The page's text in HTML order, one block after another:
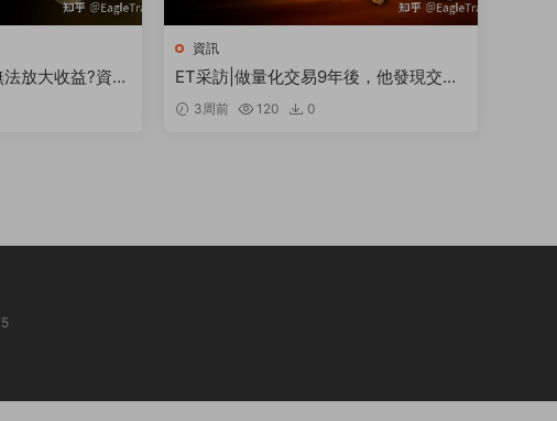
放大收益?資金
資訊
ET采訪|做量化交易9年後，他發現交易
穩定的關鍵不是策略
3周前 120 0